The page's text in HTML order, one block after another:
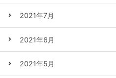
2021年7月
2021年6月
2021年5月